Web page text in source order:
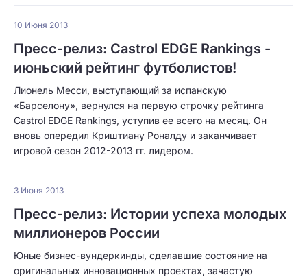
10 Июня 2013
Пресс-релиз: Castrol EDGE Rankings -
июньский рейтинг футболистов!
Лионель Месси, выступающий за испанскую
«Барселону», вернулся на первую строчку рейтинга
Castrol EDGE Rankings, уступив ее всего на месяц. Он
вновь опередил Криштиану Роналду и заканчивает
игровой сезон 2012-2013 гг. лидером.
3 Июня 2013
Пресс-релиз: Истории успеха молодых
миллионеров России
Юные бизнес-вундеркинды, сделавшие состояние на
оригинальных инновационных проектах, зачастую